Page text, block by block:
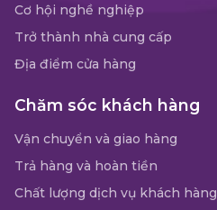
Cơ hội nghề nghiệp
Trở thành nhà cung cấp
Địa điểm cửa hàng
Chăm sóc khách hàng
Vận chuyển và giao hàng
Trả hàng và hoàn tiền
Chất lượng dịch vụ khách hàng